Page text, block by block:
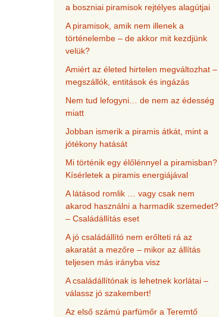
a boszniai piramisok rejtélyes alagútjai
A piramisok, amik nem illenek a
történelembe – de akkor mit kezdjünk
velük?
Amiért az életed hirtelen megváltozhat –
megszállók, entitások és ingázás
Nem tud lefogyni… de nem az édesség
miatt
Jobban ismerik a piramis átkát, mint a
jótékony hatását
Mi történik egy élőlénnyel a piramisban?
Kísérletek a piramis energiájával
A látásod romlik … vagy csak nem
akarod használni a harmadik szemedet?
– Családállítás eset
A jó családállító nem erőlteti rá az
akaratát a mezőre – mikor az állítás
teljesen más irányba visz
A családállítónak is lehetnek korlátai –
válassz jó szakembert!
Az első számú parfümőr a Teremtő